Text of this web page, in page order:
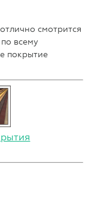
смотрится
всему
покрытие